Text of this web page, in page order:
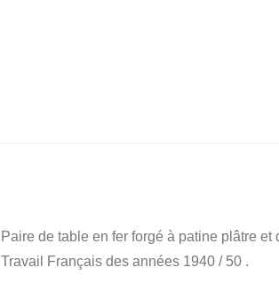
Paire de table en fer forgé à patine plâtre
Travail Français des années 1940 / 50 .